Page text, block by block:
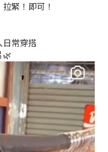
緊！即可！
常穿搭
🌿